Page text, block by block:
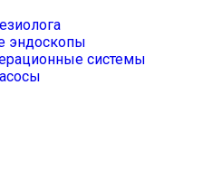
эндоскопы
системы